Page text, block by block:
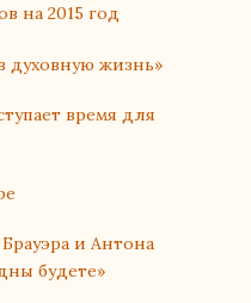
на 2015 год
духовную жизнь»
время для
и Антона
будете»